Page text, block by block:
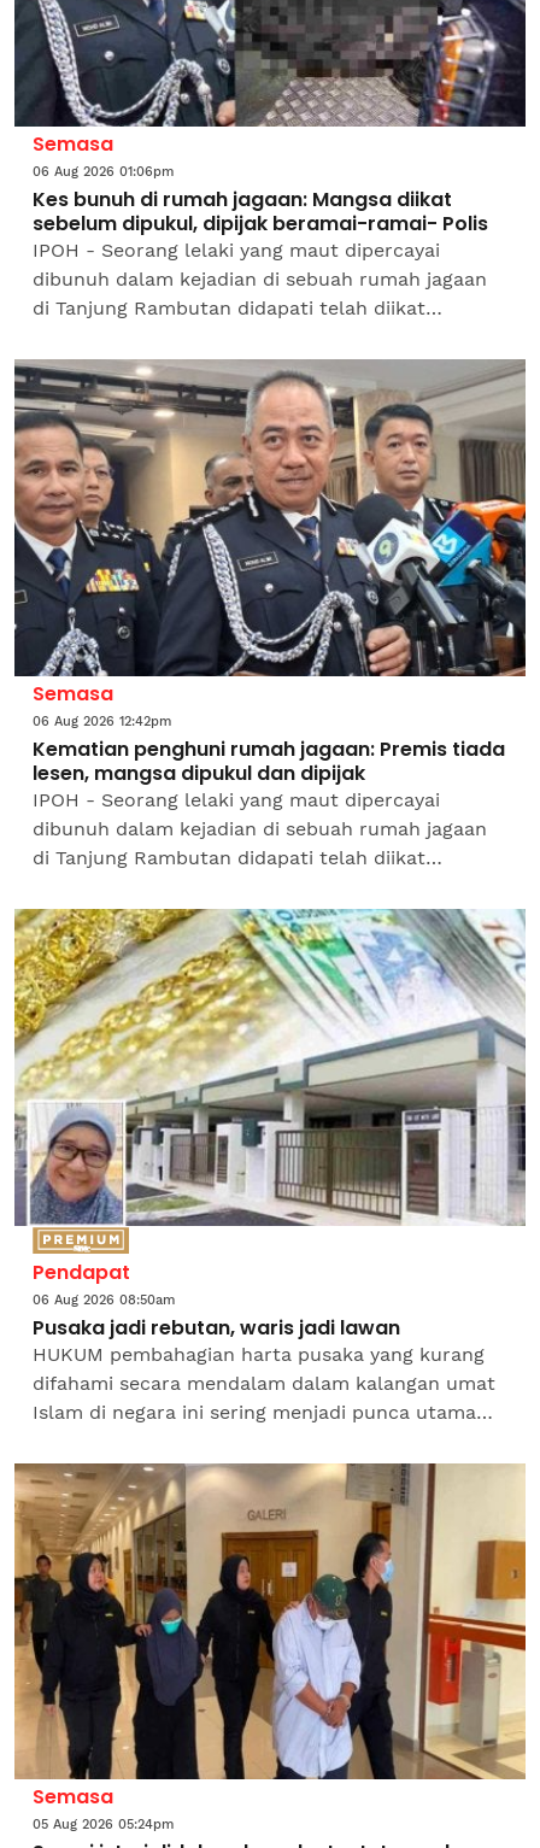
Semasa
06 Aug 2026 01:06pm
Kes bunuh di rumah jagaan: Mangsa diikat
sebelum dipukul, dipijak beramai-ramai- Polis
IPOH - Seorang lelaki yang maut dipercayai
dibunuh dalam kejadian di sebuah rumah jagaan
di Tanjung Rambutan didapati telah diikat
pusat berkenaan.Ketua...
Semasa
06 Aug 2026 12:42pm
Kematian penghuni rumah jagaan: Premis tiada
lesen, mangsa dipukul dan dipijak
IPOH - Seorang lelaki yang maut dipercayai
dibunuh dalam kejadian di sebuah rumah jagaan
di Tanjung Rambutan didapati telah diikat
pusat berkenaan.Ketua...
Pendapat
06 Aug 2026 08:50am
Pusaka jadi rebutan, waris jadi lawan
HUKUM pembahagian harta pusaka yang kurang
difahami secara mendalam dalam kalangan umat
Islam di negara ini sering menjadi punca utama
sehingga membawa...
Semasa
05 Aug 2026 05:24pm